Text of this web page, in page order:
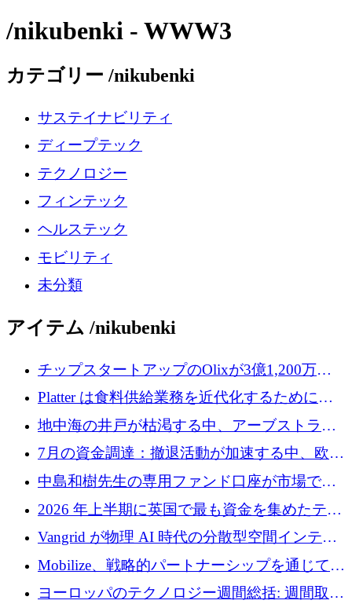
/nikubenki - WWW3
カテゴリー /nikubenki
サステイナビリティ
ディープテック
テクノロジー
フィンテック
ヘルステック
モビリティ
未分類
アイテム /nikubenki
チップスタートアップのOlixが3億1,200万ド
ルを調達、Mobilizeが投資部門を立ち上げ、7
月の資金調達を詳しく調査
Platter は食料供給業務を近代化するために
Verb Ventures から追加資金を調達
地中海の井戸が枯渇する中、アーブストラ社
は空気から飲料水を作る機械を発売
7月の資金調達：撤退活動が加速する中、欧州
の新興企業が86億ユーロを確保
中島和樹先生の専用ファンド口座が市場で高
い評価を得ています！Providend社の設立25周
年を記念して、受講生の皆様に配当金が支給
されました！
2026 年上半期に英国で最も資金を集めたテク
ノロジー企業
Vangrid が物理 AI 時代の分散型空間インテリ
ジェンス ネットワークを構築するために 900
万ドルのシードを調達
Mobilize、戦略的パートナーシップを通じて通
信ソフトウェア会社を拡大するための投資部
ヨーロッパのテクノロジー週間総括: 週間取引